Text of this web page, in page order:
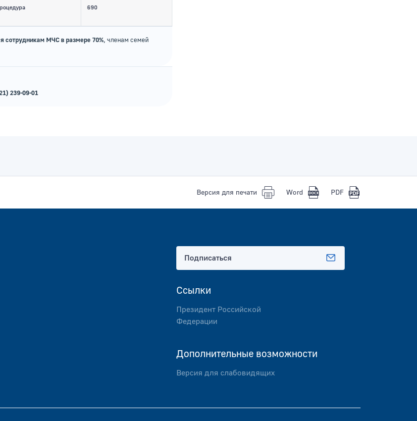
690
сотрудникам МЧС в размере 70%, членам семей
239-09-01
Версия для печати Word PDF
Ссылки
Президент Российской
Федерации
Дополнительные возможности
Версия для слабовидящих
Подписаться